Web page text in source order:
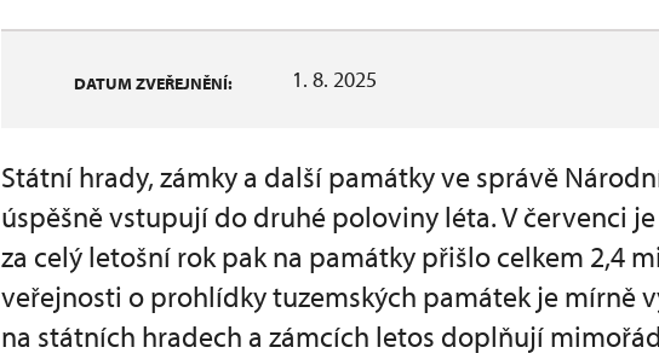
DATUM ZVEŘEJNĚNÍ: 1. 8. 2025
Státní hrady, zámky a další památky ve správě
úspěšně vstupují do druhé poloviny léta. V červenci
za celý letošní rok pak na památky přišlo celkem 2,4
veřejnosti o prohlídky tuzemských památek je mírně
na státních hradech a zámcích letos doplňují